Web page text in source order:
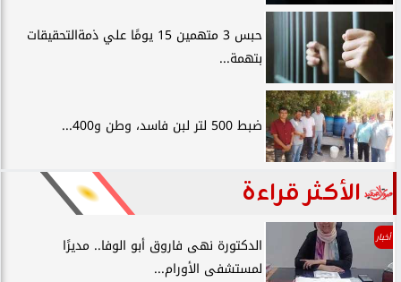
حبس 3 متهمين 15 يومًا علي ذمةالتحقيقات
بتهمة...
ضبط 500 لتر لبن فاسد، وطن و400...
الأكثر قراءة
أخبار
الدكتورة نهى فاروق أبو الوفا.. مديرًا
لمستشفى الأورام...